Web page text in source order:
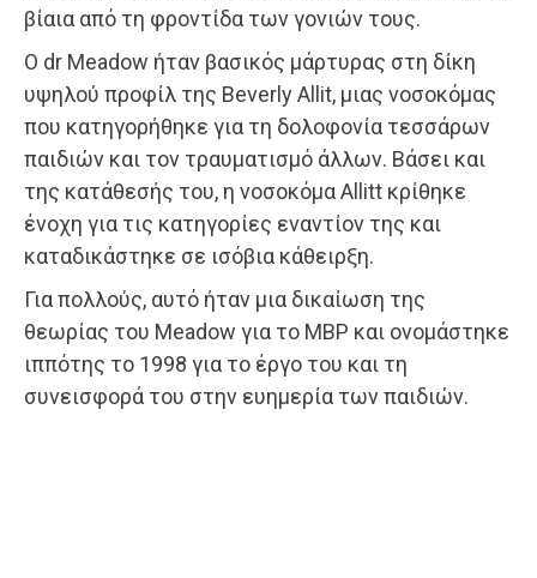
βίαια από τη φροντίδα των γονιών τους.
Ο dr Meadow ήταν βασικός μάρτυρας στη δίκη
υψηλού προφίλ της Beverly Allit, μιας νοσοκόμας
που κατηγορήθηκε για τη δολοφονία τεσσάρων
παιδιών και τον τραυματισμό άλλων. Βάσει και
της κατάθεσής του, η νοσοκόμα Allitt κρίθηκε
ένοχη για τις κατηγορίες εναντίον της και
καταδικάστηκε σε ισόβια κάθειρξη.
Για πολλούς, αυτό ήταν μια δικαίωση της
θεωρίας του Meadow για το MBP και ονομάστηκε
ιππότης το 1998 για το έργο του και τη
συνεισφορά του στην ευημερία των παιδιών.